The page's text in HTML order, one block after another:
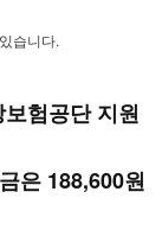
습니다.
험공단 지원
은 188,600원